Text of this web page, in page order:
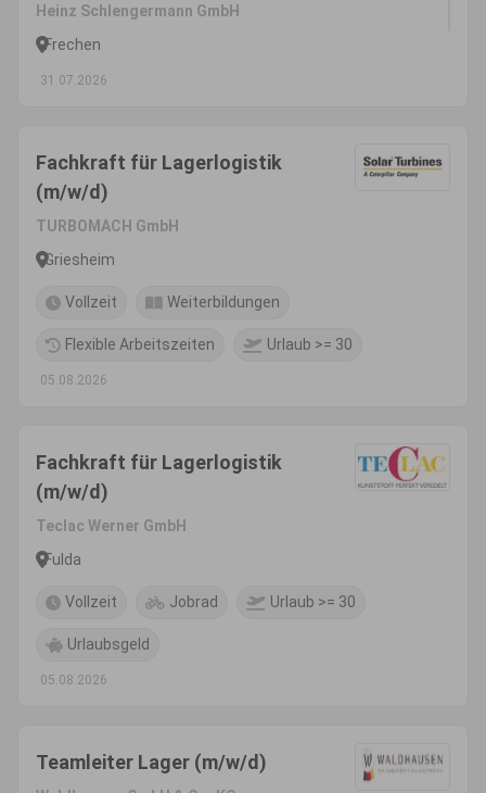
Heinz Schlengermann GmbH
Frechen
31.07.2026
Fachkraft für Lagerlogistik
(m/w/d)
TURBOMACH GmbH
Griesheim
Vollzeit Weiterbildungen
Flexible Arbeitszeiten Urlaub >= 30
05.08.2026
Fachkraft für Lagerlogistik
(m/w/d)
Teclac Werner GmbH
Fulda
Vollzeit Jobrad Urlaub >= 30
Urlaubsgeld
05.08.2026
Teamleiter Lager (m/w/d)